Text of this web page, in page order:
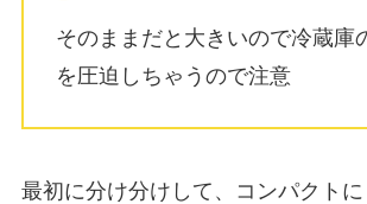
そのままだと大きいので冷蔵庫
を圧迫しちゃうので注意
最初に分け分けして、コンパクト